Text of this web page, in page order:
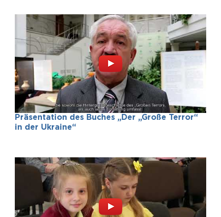
Präsentation des Buches „Der „Große Terror“
in der Ukraine“